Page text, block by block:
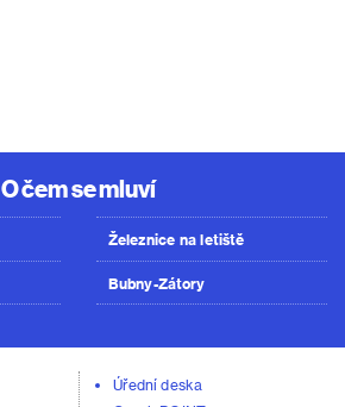
O čem se mluví
Železnice na letiště
Bubny-Zátory
Úřední deska